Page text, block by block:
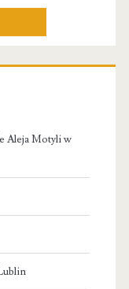
Aleja Motyli w